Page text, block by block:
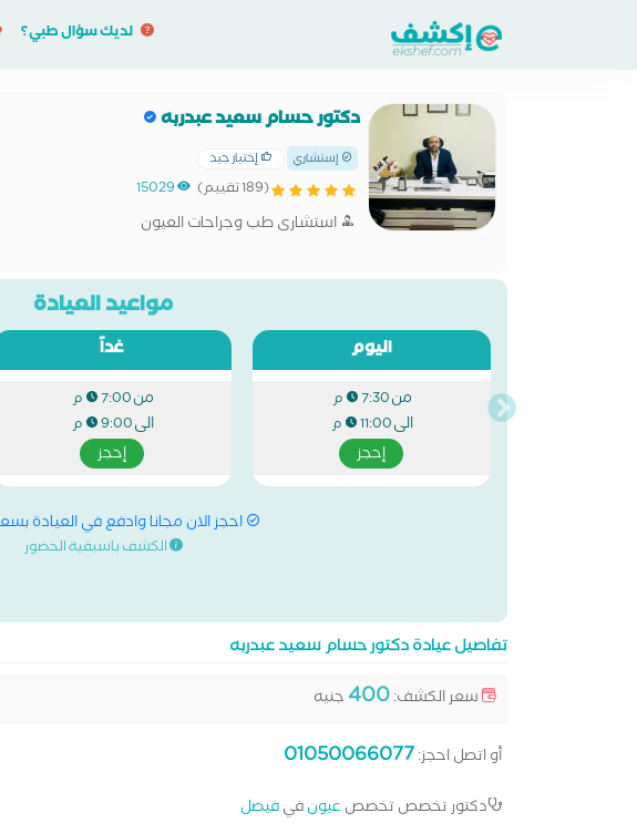
لديك سؤال طبي؟
دكتور حسام سعيد عبدربه
إستشاري إختيار جيد
(189 تقييم) 15029
استشارى طب وجراحات العيون
مواعيد العيادة
اليوم
من7:30 م
الى11:00 م
إحجز
غداً
من7:00 م
الى9:00 م
إحجز
احجز الان مجانا وادفع في العيادة
الكشف باسبقية الحضور
تفاصيل عيادة دكتور حسام سعيد عبدربه
سعر الكشف:400 جنيه
أو اتصل احجز:01050066077
دكتور تخصص تخصص عيونفيفيصل